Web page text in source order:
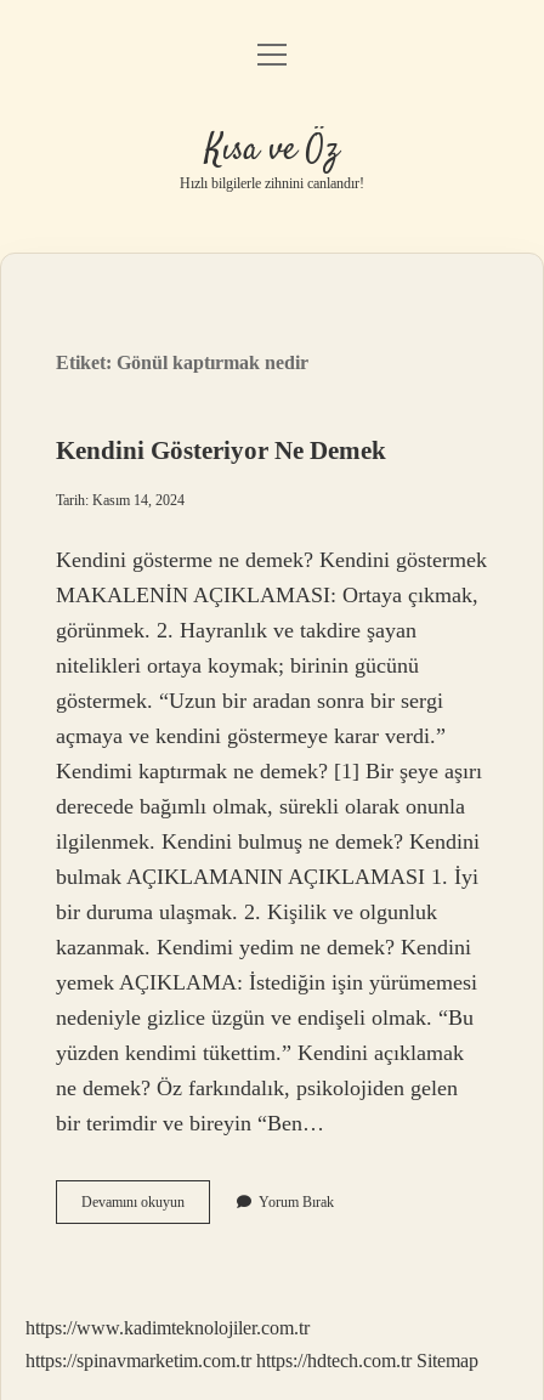
Anasayfa
Gizlilik Politikası
Yasal Uyarı
menüyü
Kısa ve Öz
Hızlı bilgilerle zihnini canlandır!
Etiket:Gönül kaptırmak nedir
Kendini Gösteriyor Ne Demek
Tarih: Kasım 14, 2024
Kendini gösterme ne demek? Kendini göstermek
MAKALENİN AÇIKLAMASI: Ortaya çıkmak,
görünmek. 2. Hayranlık ve takdire şayan
nitelikleri ortaya koymak; birinin gücünü
göstermek. “Uzun bir aradan sonra bir sergi
açmaya ve kendini göstermeye karar verdi.”
Kendimi kaptırmak ne demek? [1] Bir şeye aşırı
derecede bağımlı olmak, sürekli olarak onunla
ilgilenmek. Kendini bulmuş ne demek? Kendini
bulmak AÇIKLAMANIN AÇIKLAMASI 1. İyi
bir duruma ulaşmak. 2. Kişilik ve olgunluk
kazanmak. Kendimi yedim ne demek? Kendini
yemek AÇIKLAMA: İstediğin işin yürümemesi
nedeniyle gizlice üzgün ve endişeli olmak. “Bu
yüzden kendimi tükettim.” Kendini açıklamak
ne demek? Öz farkındalık, psikolojiden gelen
bir terimdir ve bireyin “Ben…
Devamını okuyunKendini
Gösteriyor
Yorum Bırak
https://www.kadimteknolojiler.com.tr
https://spinavmarketim.com.tr https://hdtech.com.tr Sitemap